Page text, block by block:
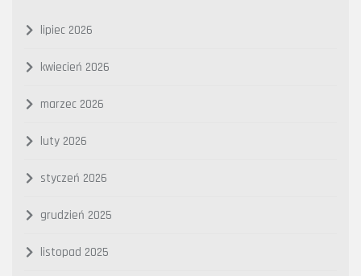
lipiec 2026
kwiecień 2026
marzec 2026
luty 2026
styczeń 2026
grudzień 2025
listopad 2025